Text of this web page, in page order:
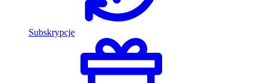
Subskrypcje